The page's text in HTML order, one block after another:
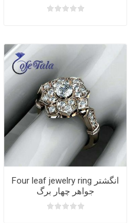
Four leaf jewelry ring انگشتر
جواهر چهار برگ